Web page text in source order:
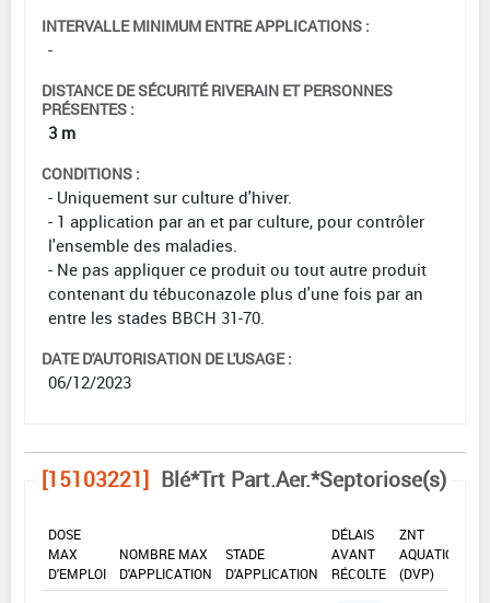
INTERVALLE MINIMUM ENTRE APPLICATIONS :
-
DISTANCE DE SÉCURITÉ RIVERAIN ET PERSONNES
PRÉSENTES :
3 m
CONDITIONS :
- Uniquement sur culture d'hiver.
- 1 application par an et par culture, pour contrôler
l'ensemble des maladies.
- Ne pas appliquer ce produit ou tout autre produit
contenant du tébuconazole plus d'une fois par an
entre les stades BBCH 31-70.
DATE D'AUTORISATION DE L'USAGE :
06/12/2023
[15103221] Blé*Trt Part.Aer.*Septoriose(s)
DOSE
MAX
D'EMPLOI
NOMBRE MAX
D'APPLICATION
STADE
D'APPLICATION
DÉLAIS
AVANT
RÉCOLTE
ZNT
AQUATIQUE
(DVP)